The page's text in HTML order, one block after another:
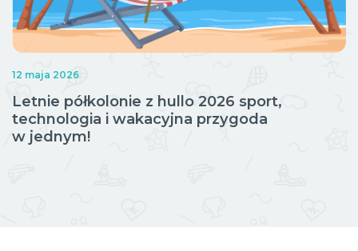
12 maja 2026
Letnie półkolonie z hullo 2026 sport,
technologia i wakacyjna przygoda
w jednym!